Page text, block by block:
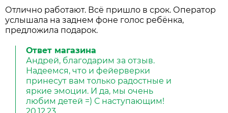
Отлично работают. Всё пришло в срок. Оператор
услышала на заднем фоне голос ребёнка,
предложила подарок.
Ответ магазина
Андрей, благодарим за отзыв.
Надеемся, что и фейерверки
принесут вам только радостные и
яркие эмоции. И да, мы очень
любим детей =) С наступающим!